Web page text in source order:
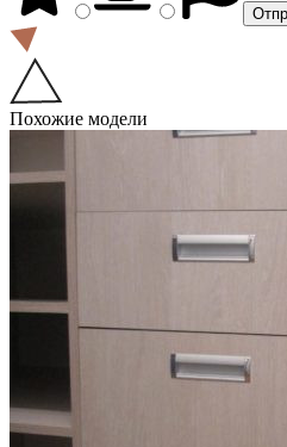
Похожие модели